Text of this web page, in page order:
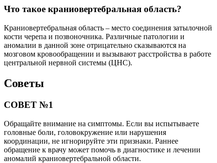
Что такое краниовертебральная область?
Краниовертебральная область – место соединения затылочной
кости черепа и позвоночника. Различные патологии и
аномалии в данной зоне отрицательно сказываются на
мозговом кровообращении и вызывают расстройства в работе
центральной нервной системы (ЦНС).
Советы
СОВЕТ №1
Обращайте внимание на симптомы. Если вы испытываете
головные боли, головокружение или нарушения
координации, не игнорируйте эти признаки. Раннее
обращение к врачу может помочь в диагностике и лечении
аномалий краниовертебральной области.